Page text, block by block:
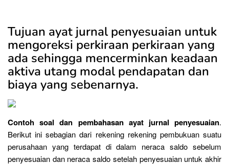
Tujuan ayat jurnal penyesuaian untuk
mengoreksi perkiraan perkiraan yang
ada sehingga mencerminkan keadaan
aktiva utang modal pendapatan dan
biaya yang sebenarnya.
Contoh soal dan pembahasan ayat jurnal penyesuaian.
Berikut ini sebagian dari rekening rekening pembukuan suatu
perusahaan yang terdapat di dalam neraca saldo sebelum
penyesuaian dan neraca saldo setelah penyesuaian untuk akhir